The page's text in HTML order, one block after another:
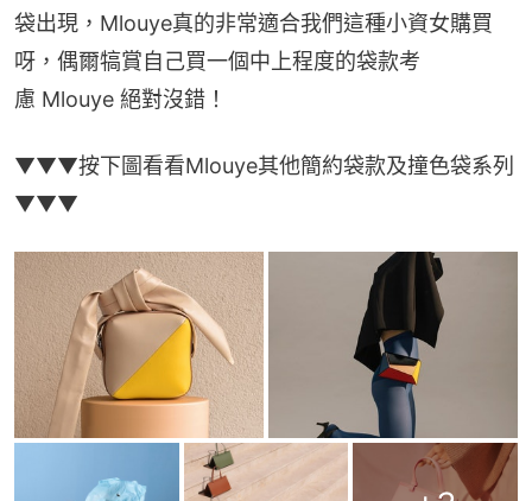
袋出現，Mlouye真的非常適合我們這種小資女購買
呀，偶爾犒賞自己買一個中上程度的袋款考
慮 Mlouye 絕對沒錯！
▼▼▼按下圖看看Mlouye其他簡​約袋款及撞色袋系列
▼▼▼